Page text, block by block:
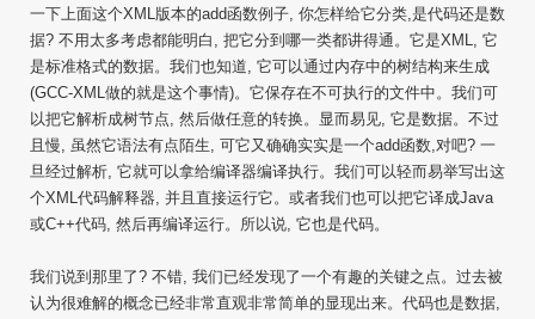
一下上面这个XML版本的add函数例子, 你怎样给它分类,是代码还是数
据? 不用太多考虑都能明白, 把它分到哪一类都讲得通。它是XML, 它
是标准格式的数据。我们也知道, 它可以通过内存中的树结构来生成
(GCC-XML做的就是这个事情)。它保存在不可执行的文件中。我们可
以把它解析成树节点, 然后做任意的转换。显而易见, 它是数据。不过
且慢, 虽然它语法有点陌生, 可它又确确实实是一个add函数,对吧? 一
旦经过解析, 它就可以拿给编译器编译执行。我们可以轻而易举写出这
个XML代码解释器, 并且直接运行它。或者我们也可以把它译成Java
或C++代码, 然后再编译运行。所以说, 它也是代码。
我们说到那里了? 不错, 我们已经发现了一个有趣的关键之点。过去被
认为很难解的概念已经非常直观非常简单的显现出来。代码也是数据,